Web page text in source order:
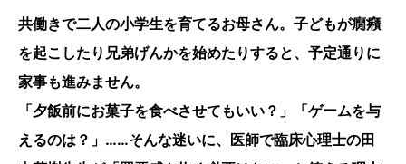
共働きで二人の小学生を育てるお母さん。子どもが癇癪
を起こしたり兄弟げんかを始めたりすると、予定通りに
家事も進みません。
「夕飯前にお菓子を食べさせてもいい？」「ゲームを与
えるのは？」……そんな迷いに、医師で臨床心理士の田